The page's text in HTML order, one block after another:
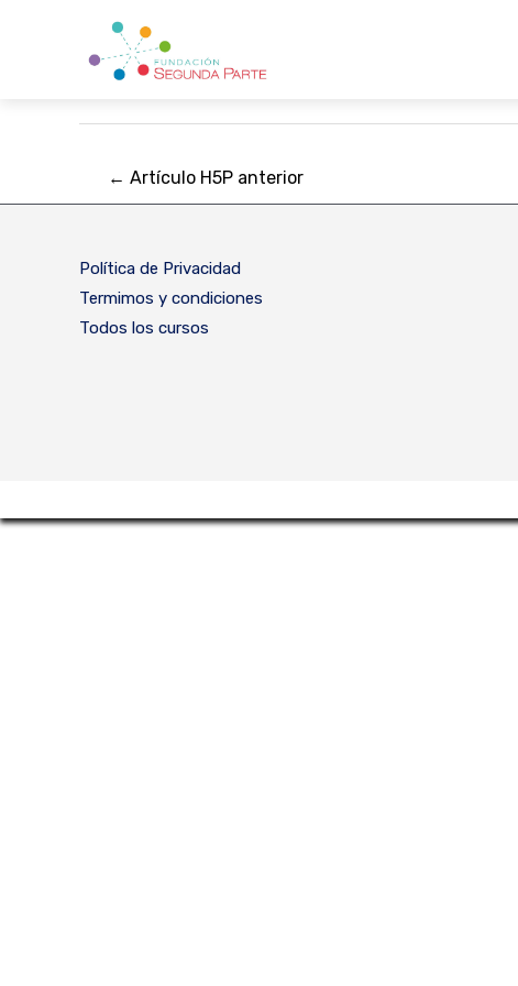
Navegación
de
← Artículo H5P anterior
Política de Privacidad
Termimos y condiciones
Todos los cursos